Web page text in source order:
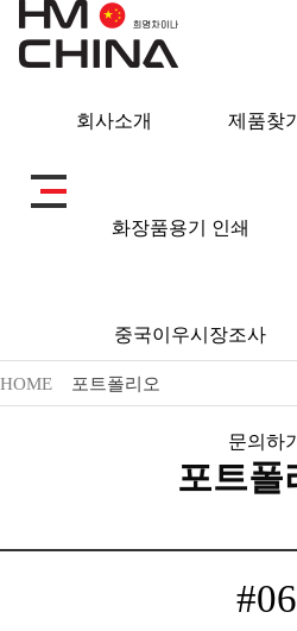
회사소개 제품찾기
화장품용기 인쇄
중국이우시장조사
문의하기
포트폴
HOME 포트폴리오
포트폴
#06